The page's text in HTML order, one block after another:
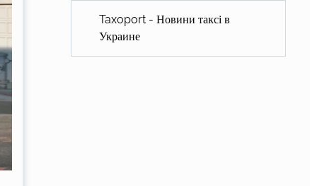
Taxoport - Новини таксі в
Украине